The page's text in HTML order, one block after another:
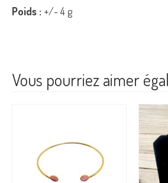
Poids : +/- 4 g
Vous pourriez aimer